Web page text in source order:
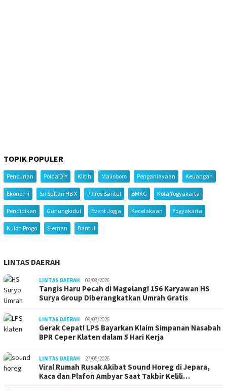
TOPIK POPULER
Pencurian Polda DIY Klitih Malioboro Penganiayaan Keuangan
Ekonomi Sri Sultan HB X Polres Bantul BMKG Kota Yogyakarta
Pendidikan Gunungkidul Event Jogja Kecelakaan Yogyakarta
Kulon Progo Sleman Bantul
LINTAS DAERAH
LINTAS DAERAH 03/08/2026
Tangis Haru Pecah di Magelang! 156 Karyawan HS
Surya Group Diberangkatkan Umrah Gratis
LINTAS DAERAH 09/07/2026
Gerak Cepat! LPS Bayarkan Klaim Simpanan Nasabah
BPR Ceper Klaten dalam 5 Hari Kerja
LINTAS DAERAH 27/05/2026
Viral Rumah Rusak Akibat Sound Horeg di Jepara,
Kaca dan Plafon Ambyar Saat Takbir Kelili…